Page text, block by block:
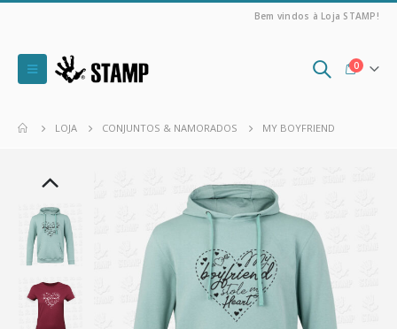
Bem vindos à Loja STAMP!
0
LOJA CONJUNTOS & NAMORADOS MY BOYFRIEND